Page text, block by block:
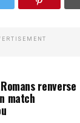
renverse
match